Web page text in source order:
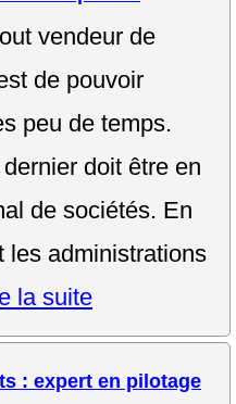
vendeur de
de pouvoir
peu de temps.
doit être en
de sociétés. En
les administrations
la suite
: expert en pilotage